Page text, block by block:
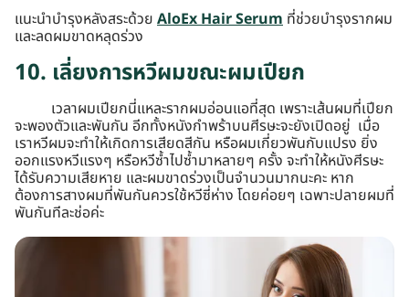
แนะนำบำรุงหลังสระด้วย AloEx Hair Serum ที่ช่วยบำรุงรากผม
และลดผมขาดหลุดร่วง
10. เลี่ยงการหวีผมขณะผมเปียก
เวลาผมเปียกนี่แหละรากผมอ่อนแอที่สุด เพราะเส้นผมที่เปียก
จะพองตัวและพันกัน อีกทั้งหนังกำพร้าบนศีรษะจะยังเปิดอยู่ เมื่อ
เราหวีผมจะทำให้เกิดการเสียดสีกัน หรือผมเกี่ยวพันกับแปรง ยิ่ง
ออกแรงหวีแรงๆ หรือหวีซ้ำไปซ้ำมาหลายๆ ครั้ง จะทำให้หนังศีรษะ
ได้รับความเสียหาย และผมขาดร่วงเป็นจำนวนมากนะคะ หาก
ต้องการสางผมที่พันกันควรใช้หวีซี่ห่าง โดยค่อยๆ เฉพาะปลายผมที่
พันกันทีละช่อค่ะ